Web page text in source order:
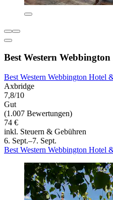
Best Western
Best Western Webbington Hotel
Axbridge
7,8/10
Gut
(1.007 Bewertungen)
74 €
inkl. Steuern & Gebühren
6. Sept.–7. Sept.
Best Western Webbington Hotel